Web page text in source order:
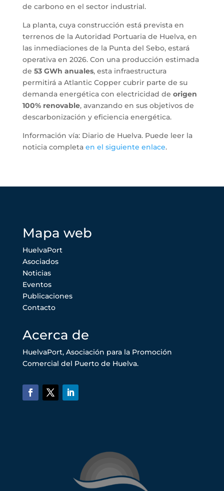
de carbono en el sector industrial.
La planta, cuya construcción está prevista en
terrenos de la Autoridad Portuaria de Huelva, en
las inmediaciones de la Punta del Sebo, estará
operativa en 2026. Con una producción estimada
de 53 GWh anuales, esta infraestructura
permitirá a Atlantic Copper cubrir parte de su
demanda energética con electricidad de origen
100% renovable, avanzando en sus objetivos de
descarbonización y eficiencia energética.
Información vía: Diario de Huelva. Puede leer la
noticia completa en el siguiente enlace.
Mapa web
HuelvaPort
Asociados
Noticias
Eventos
Publicaciones
Contacto
Acerca de
HuelvaPort, Asociación para la Promoción
Comercial del Puerto de Huelva.